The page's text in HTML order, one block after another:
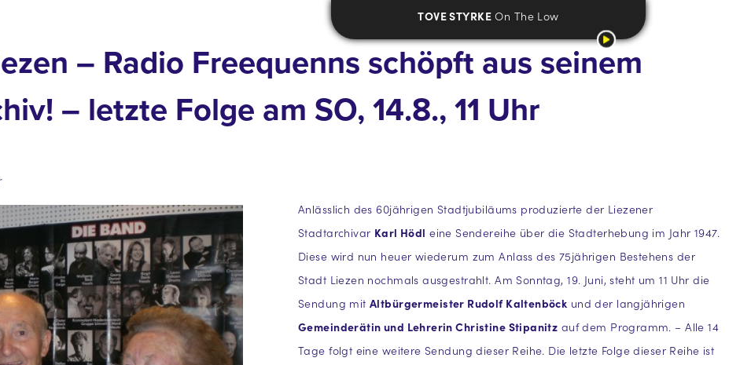
TOVE STYRKE On The Low
– Radio Freequenns schöpft aus seinem
– letzte Folge am SO, 14.8., 11 Uhr
Anlässlich des 60jährigen Stadtjubiläums produzierte der Liezener
Stadtarchivar Karl Hödl eine Sendereihe über die Stadterhebung im Jahr 1947.
Diese wird nun heuer wiederum zum Anlass des 75jährigen Bestehens der
Stadt Liezen nochmals ausgestrahlt. Am Sonntag, 19. Juni, steht um 11 Uhr die
Sendung mitAltbürgermeister Rudolf Kaltenböck und der langjährigen
Gemeinderätin und Lehrerin Christine Stipanitz auf dem Programm. – Alle 14
Tage folgt eine weitere Sendung dieser Reihe. Die letzte Folge dieser Reihe ist